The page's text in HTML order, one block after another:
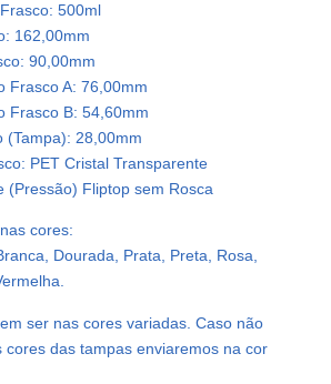
500ml
162,00mm
90,00mm
Frasco A: 76,00mm
Frasco B: 54,60mm
(Tampa): 28,00mm
PET Cristal Transparente
(Pressão) Fliptop sem Rosca
cores:
Dourada, Prata, Preta, Rosa,
ser nas cores variadas. Caso não
cores das tampas enviaremos na cor